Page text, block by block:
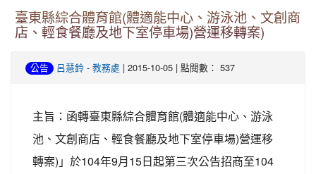
臺東縣綜合體育館(體適能中心、游泳池、文創商
店、輕食餐廳及地下室停車場)營運移轉案)
公告 呂慧鈴 - 教務處 | 2015-10-05 | 點閱數： 537
主旨：函轉臺東縣綜合體育館(體適能中心、游泳
池、文創商店、輕食餐廳及地下室停車場)營運移
轉案)」於104年9月15日起第三次公告招商至104